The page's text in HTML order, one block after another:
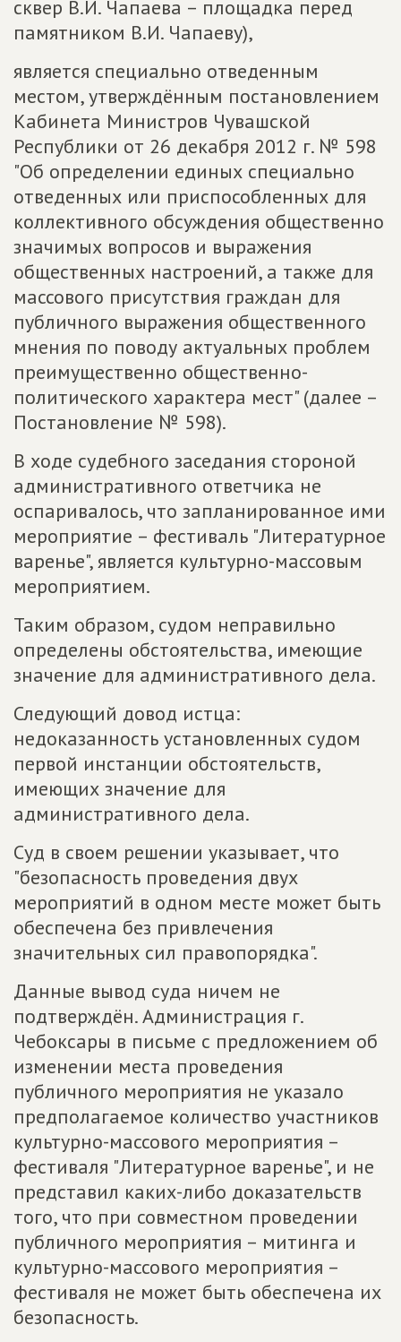
сквер В.И. Чапаева – площадка перед
памятником В.И. Чапаеву),
является специально отведенным
местом, утверждённым постановлением
Кабинета Министров Чувашской
Республики от 26 декабря 2012 г. № 598
"Об определении единых специально
отведенных или приспособленных для
коллективного обсуждения общественно
значимых вопросов и выражения
общественных настроений, а также для
массового присутствия граждан для
публичного выражения общественного
мнения по поводу актуальных проблем
преимущественно общественно-
политического характера мест" (далее –
Постановление № 598).
В ходе судебного заседания стороной
административного ответчика не
оспаривалось, что запланированное ими
мероприятие – фестиваль "Литературное
варенье", является культурно-массовым
мероприятием.
Таким образом, судом неправильно
определены обстоятельства, имеющие
значение для административного дела.
Следующий довод истца:
недоказанность установленных судом
первой инстанции обстоятельств,
имеющих значение для
административного дела.
Суд в своем решении указывает, что
"безопасность проведения двух
мероприятий в одном месте может быть
обеспечена без привлечения
значительных сил правопорядка".
Данные вывод суда ничем не
подтверждён. Администрация г.
Чебоксары в письме с предложением об
изменении места проведения
публичного мероприятия не указало
предполагаемое количество участников
культурно-массового мероприятия –
фестиваля "Литературное варенье", и не
представил каких-либо доказательств
того, что при совместном проведении
публичного мероприятия – митинга и
культурно-массового мероприятия –
фестиваля не может быть обеспечена их
безопасность.